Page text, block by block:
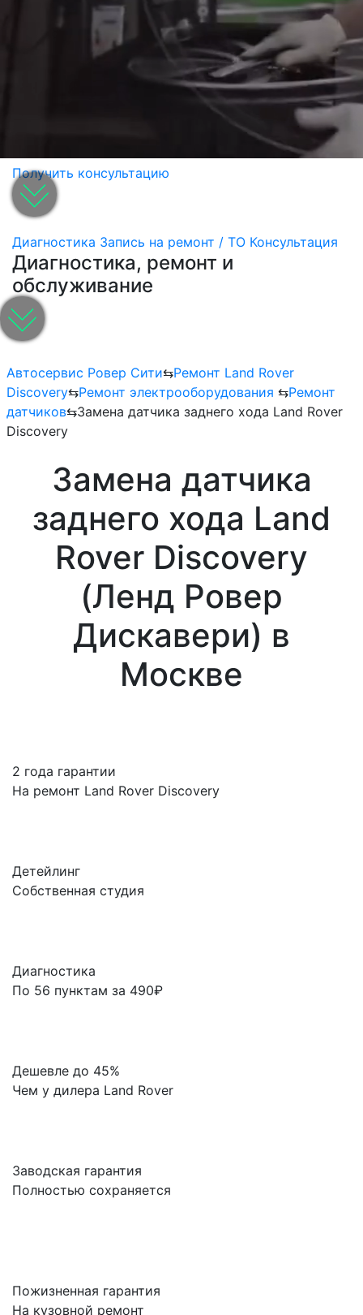
Получить консультацию
Диагностика Запись на ремонт / ТО Консультация
Диагностика, ремонт и
обслуживание
Автосервис Ровер Сити⇆Ремонт Land Rover
Discovery⇆Ремонт электрооборудования ⇆Ремонт
датчиков⇆Замена датчика заднего хода Land Rover
Discovery
Замена датчика
заднего хода Land
Rover Discovery
(Ленд Ровер
Дискавери) в
Москве
2 года гарантии
На ремонт Land Rover Discovery
Детейлинг
Собственная студия
Диагностика
По 56 пунктам за 490₽
Дешевле до 45%
Чем у дилера Land Rover
Заводская гарантия
Полностью сохраняется
Пожизненная гарантия
На кузовной ремонт